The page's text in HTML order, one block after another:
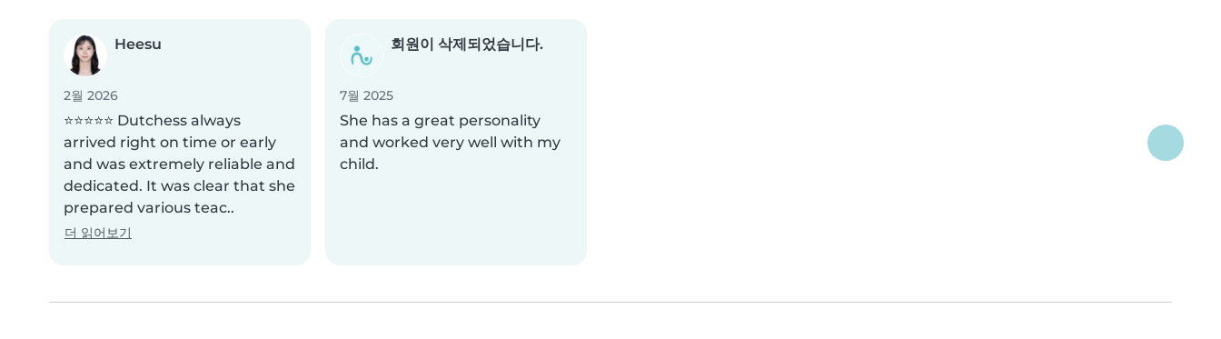
Heesu
2월 2026
⭐️⭐️⭐️⭐️⭐️ Dutchess always
arrived right on time or early
and was extremely reliable and
dedicated. It was clear that she
prepared various teac..
더 읽어보기
회원이 삭제되었습니다.
7월 2025
She has a great personality
and worked very well with my
child.